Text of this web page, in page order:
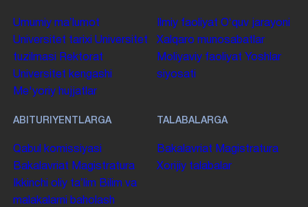
Umumiy maʼlumot
Universitet tarixi Universitet
tuzilmasi Rektorat
Universitet kengashi
Me'yoriy hujjatlar
Ilmiy faoliyat Oʻquv jarayoni
Xalqaro munosabatlar
Moliyaviy faoliyat Yoshlar
siyosati
ABITURIYENTLARGA
Qabul komissiyasi
Bakalavriat Magistratura
Ikkinchi oliy taʼlim Bilim va
malakalarni baholash
TALABALARGA
Bakalavriat Magistratura
Xorijiy talabalar